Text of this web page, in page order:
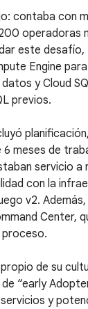
contaba con
operadoras
este
Engine
y Cloud
previos.
meses de
servicio a
con la
v2.
Center,
de su
“early
y